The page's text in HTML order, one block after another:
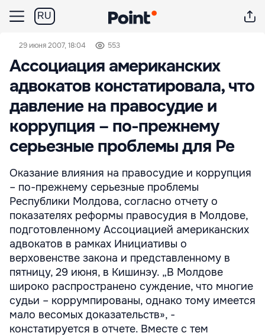
RU
29 июня 2007, 18:04 553
Ассоциация американских
адвокатов констатировала, что
давление на правосудие и
коррупция – по-прежнему
серьезные проблемы для Ре
Оказание влияния на правосудие и коррупция
– по-прежнему серьезные проблемы
Республики Молдова, согласно отчету о
показателях реформы правосудия в Молдове,
подготовленному Ассоциацией американских
адвокатов в рамках Инициативы о
верховенстве закона и представленному в
пятницу, 29 июня, в Кишинэу. „В Молдове
широко распространено суждение, что многие
судьи – коррумпированы, однако тому имеется
мало весомых доказательств», -
констатируется в отчете. Вместе с тем